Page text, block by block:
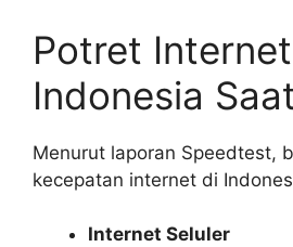
Potret Internet
Indonesia
Menurut laporan Speedtest,
kecepatan internet di
Internet Seluler